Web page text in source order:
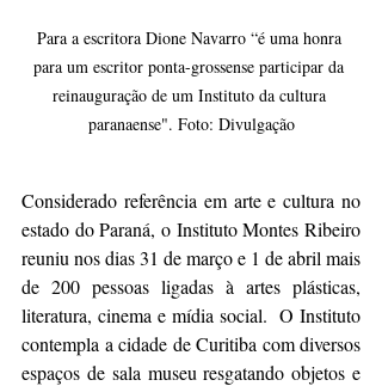
Para a escritora Dione Navarro “é uma honra
para um escritor ponta-grossense participar da
reinauguração de um Instituto da cultura
paranaense". Foto: Divulgação
Considerado referência em arte e cultura no
estado do Paraná, o Instituto Montes Ribeiro
reuniu nos dias 31 de março e 1 de abril mais
de 200 pessoas ligadas à artes plásticas,
literatura, cinema e mídia social.  O Instituto
contempla a cidade de Curitiba com diversos
espaços de sala museu resgatando objetos e